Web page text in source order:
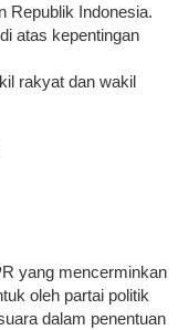
Republik Indonesia.
atas kepentingan
rakyat dan wakil
yang mencerminkan
oleh partai politik
dalam penentuan